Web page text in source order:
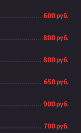
600 руб.
800 руб.
800 руб.
650 руб.
900 руб.
700 руб.